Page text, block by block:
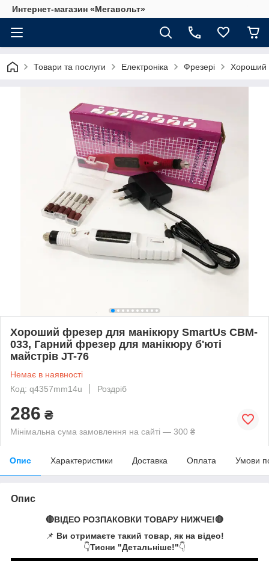
Интернет-магазин «Мегавольт»
Товари та послуги Електроніка Фрезері Хороший
Хороший фрезер для манікюру SmartUs CBM-
033, Гарний фрезер для манікюру б'юті
майстрів JT-76
Немає в наявності
Код: q4357mm14u
Роздріб
286 ₴
Мінімальна сума замовлення на сайті — 300 ₴
Опис Характеристики Доставка Оплата Умови
Опис
🔴ВІДЕО РОЗПАКОВКИ ТОВАРУ НИЖЧЕ!🔴
📌 Ви отримаєте такий товар, як на відео!
👇Тисни "Детальніше!"👇